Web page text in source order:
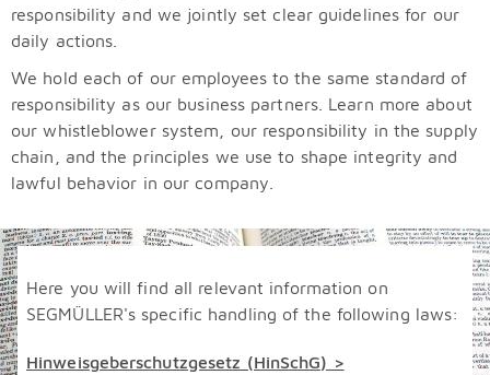
responsibility and we jointly set clear guidelines for our
daily actions.
We hold each of our employees to the same standard of
responsibility as our business partners. Learn more about
our whistleblower system, our responsibility in the supply
chain, and the principles we use to shape integrity and
lawful behavior in our company.
Here you will find all relevant information on
SEGMÜLLER's specific handling of the following laws:
Hinweisgeberschutzgesetz (HinSchG) >